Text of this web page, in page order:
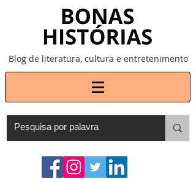
Blog de literatura, cultura e entretenimento